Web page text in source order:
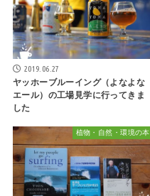
2019.06.27
ヤッホーブルーイング（よなよな
エール）の工場見学に行ってきま
した
植物・自然・環境の本